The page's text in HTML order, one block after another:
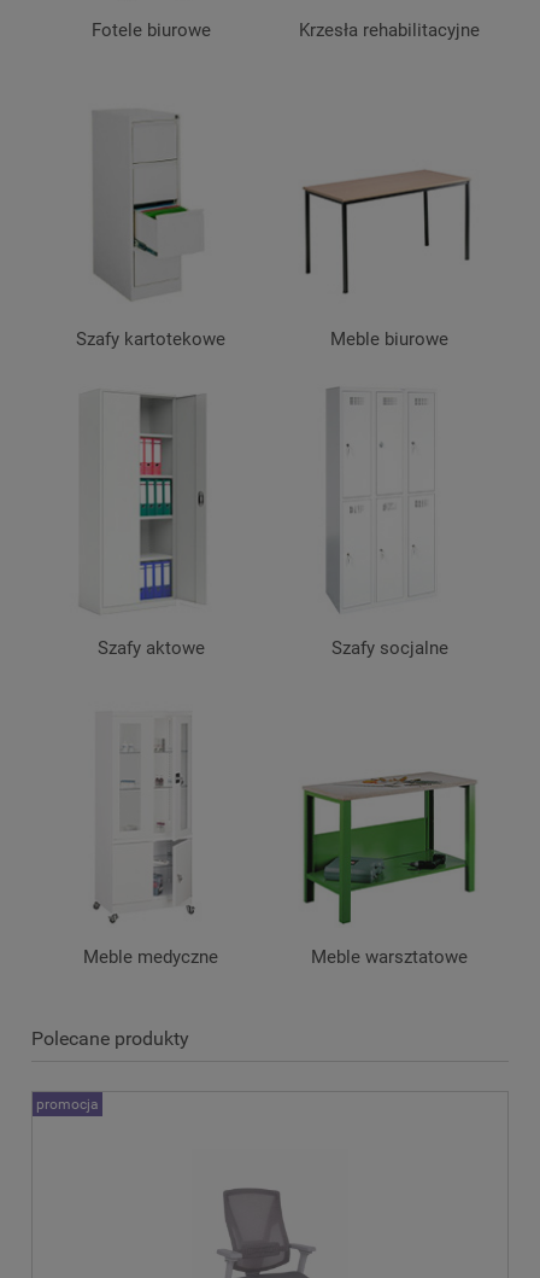
Fotele biurowe Krzesła rehabilitacyjne
Szafy kartotekowe Meble biurowe
Szafy aktowe Szafy socjalne
Meble medyczne Meble warsztatowe
Polecane produkty
promocja